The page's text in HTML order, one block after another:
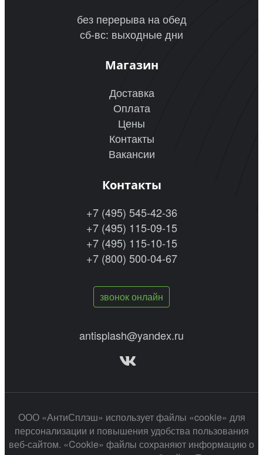
без перерыва на обед
сб-вс: выходные дни
Магазин
Доставка
Оплата
Цены
Контакты
Вакансии
Контакты
+7 (495) 545-42-36
+7 (495) 115-09-15
+7 (495) 115-10-15
+7 (800) 500-04-67
звонок онлайн
antisplash@yandex.ru
ООО «АнтиСплэш» использует файлы «cookie» для
персонализации и повышения удобства пользования
веб-сайтом. «Cookie» файлы сохраняют информацию о